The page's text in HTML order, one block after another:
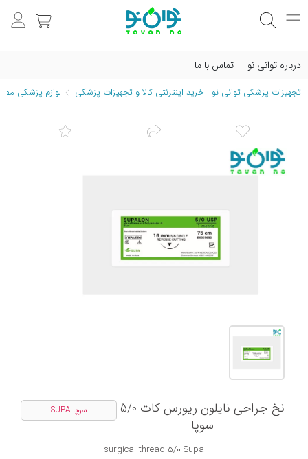
درباره توانی نو تماس با ما
تجهیزات پزشکی توانی نو | خرید اینترنتی کالا و تجهیزات پزشکی لوازم پزشکی
سوپا SUPA
نخ جراحی نایلون ریورس کات 5/0
سوپا
surgical thread 5/0 Supa